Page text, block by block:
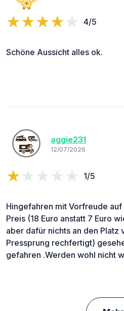
4/5
Schöne Aussicht alles ok.
aggie231
12/07/2026
1/5
Hingefahren mit Vorfreude auf
Preis (18 Euro anstatt 7 Euro
aber dafür nichts an den Platz
Pressprung rechfertigt)
gefahren .Werden wohl nicht